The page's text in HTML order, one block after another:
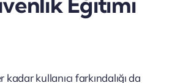
kullanıcı farkındalığı da